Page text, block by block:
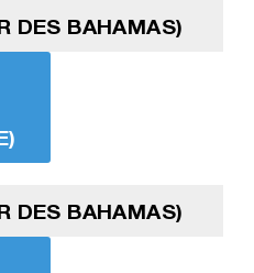
DES BAHAMAS)
DES BAHAMAS)